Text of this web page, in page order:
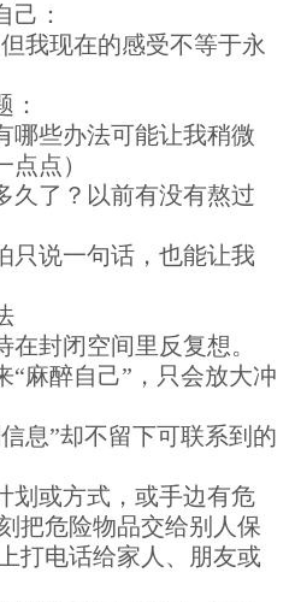
己：
我现在的感受不等于永
：
哪些办法可能让我稍微
点点）
久了？以前有没有熬过
只说一句话，也能让我
封闭空间里反复想。
麻醉自己”，只会放大冲
息”却不留下可联系到的
或方式，或手边有危
把危险物品交给别人保
打电话给家人、朋友或